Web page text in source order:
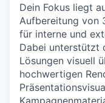
Dein Fokus liegt
Aufbereitung von
für interne und
Dabei unterstützt
Lösungen visuell
hochwertigen